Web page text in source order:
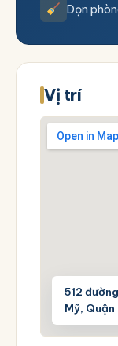
Dọn
Vị trí
512
Mỹ,